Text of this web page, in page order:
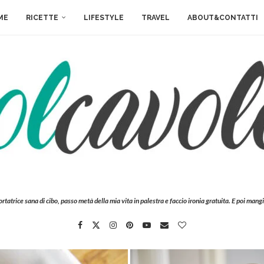
RICETTE LIFESTYLE TRAVEL ABOUT&CONTATTI
sana di cibo, passo metà della mia vita in palestra e faccio ironia gratuita. E poi